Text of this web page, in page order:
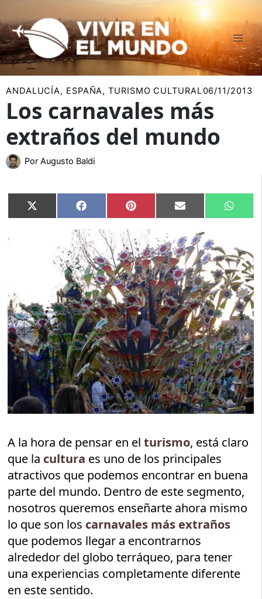
al
contenido
ANDALUCÍA, ESPAÑA,TURISMO CULTURAL06/11/2013
Los carnavales más
extraños del mundo
Por Augusto Baldi
Compartir
en
X
(Twitter)
Compartir
en
Facebook Compartir
en
Pinterest Compartir
en
Email
en
A la hora de pensar en elturismo, está claro
que la cultura es uno de los principales
atractivos que podemos encontrar en buena
parte del mundo. Dentro de este segmento,
nosotros queremos enseñarte ahora mismo
lo que son los carnavales más extraños
que podemos llegar a encontrarnos
alrededor del globo terráqueo, para tener
una experiencias completamente diferente
en este sentido.